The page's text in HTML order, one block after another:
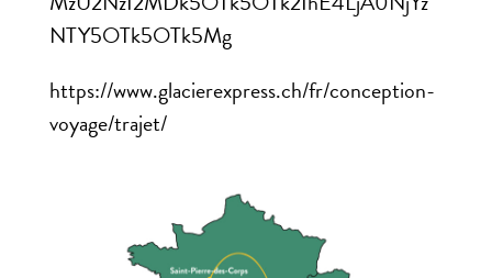
NTY5OTk5OTk5Mg
https://www.glacierexpress.ch/fr/conception-
voyage/trajet/